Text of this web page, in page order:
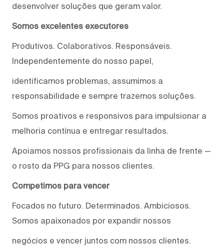
desenvolver soluções que geram valor.
Somos excelentes executores
Produtivos. Colaborativos. Responsáveis.
Independentemente do nosso papel,
identificamos problemas, assumimos a
responsabilidade e sempre trazemos soluções.
Somos proativos e responsivos para impulsionar a
melhoria contínua e entregar resultados.
Apoiamos nossos profissionais da linha de frente —
o rosto da PPG para nossos clientes.
Competimos para vencer
Focados no futuro. Determinados. Ambiciosos.
Somos apaixonados por expandir nossos
negócios e vencer juntos com nossos clientes.